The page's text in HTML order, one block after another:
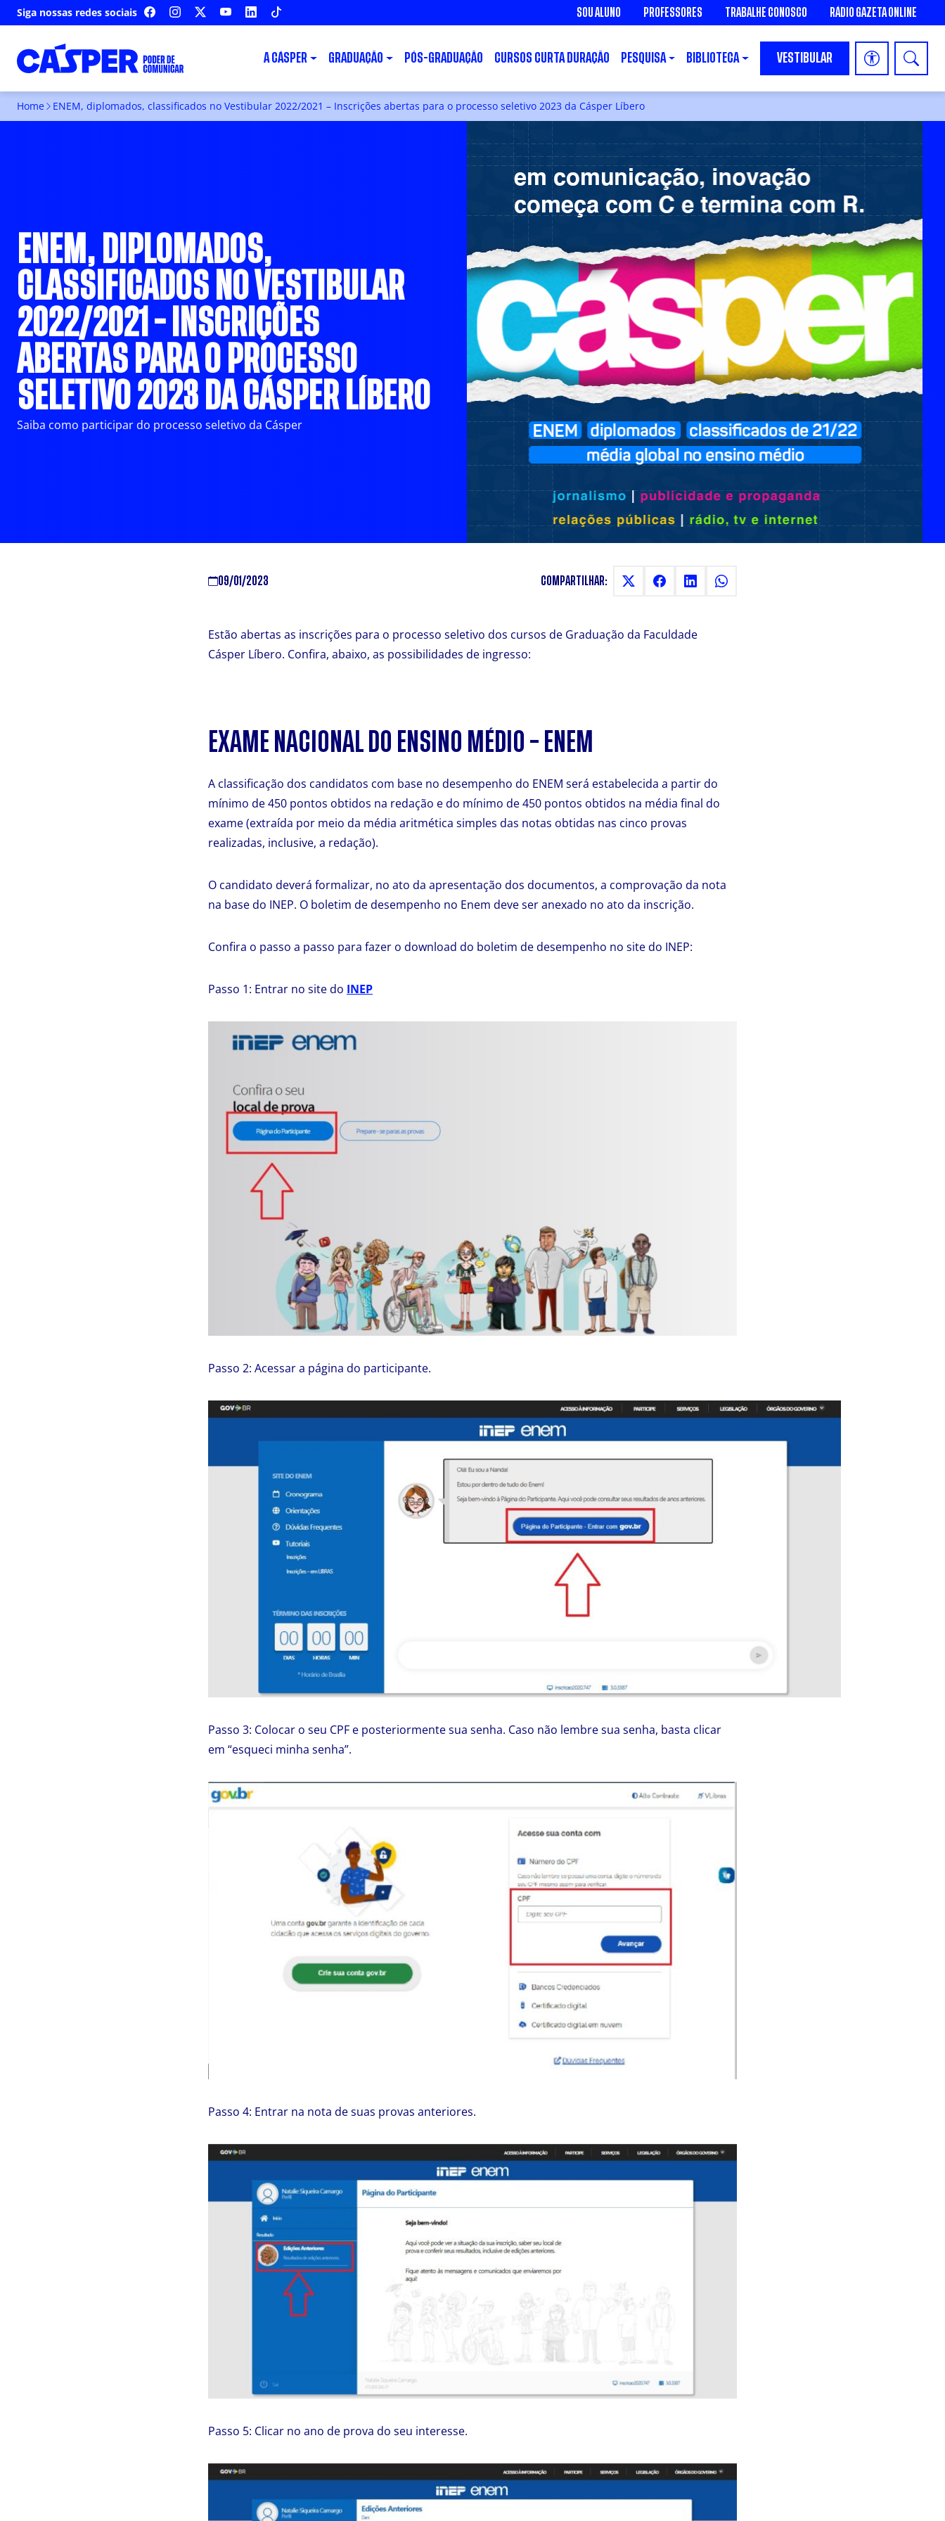
Siga nossas redes sociais FACEBOOKINSTAGRAM YOUTUBELINKEDIN SOU ALUNO PROFESSORES TRABALHE CONOSCO RÁDIO GAZETA ONLINE
A CÁSPER GRADUAÇÃO PÓS-GRADUAÇÃO CURSOS CURTA DURAÇÃO PESQUISA BIBLIOTECA VESTIBULAR
Home ENEM, diplomados, classificados no Vestibular 2022/2021 – Inscrições abertas para o processo seletivo 2023 da Cásper Líbero
ENEM, DIPLOMADOS,
CLASSIFICADOS NO VESTIBULAR
2022/2021 - INSCRIÇÕES
ABERTAS PARA O PROCESSO
SELETIVO 2023 DA CÁSPER LÍBERO
Saiba como participar do processo seletivo da Cásper
09/01/2023 COMPARTILHAR:
Estão abertas as inscrições para o processo seletivo dos cursos de Graduação da Faculdade
Cásper Líbero. Confira, abaixo, as possibilidades de ingresso:
EXAME NACIONAL DO ENSINO MÉDIO – ENEM
A classificação dos candidatos com base no desempenho do ENEM será estabelecida a partir do
mínimo de 450 pontos obtidos na redação e do mínimo de 450 pontos obtidos na média final do
exame (extraída por meio da média aritmética simples das notas obtidas nas cinco provas
realizadas, inclusive, a redação).
O candidato deverá formalizar, no ato da apresentação dos documentos, a comprovação da nota
na base do INEP. O boletim de desempenho no Enem deve ser anexado no ato da inscrição.
Confira o passo a passo para fazer o download do boletim de desempenho no site do INEP:
Passo 1: Entrar no site do INEP
Passo 2: Acessar a página do participante.
Passo 3: Colocar o seu CPF e posteriormente sua senha. Caso não lembre sua senha, basta clicar
em “esqueci minha senha”.
Passo 4: Entrar na nota de suas provas anteriores.
Passo 5: Clicar no ano de prova do seu interesse.